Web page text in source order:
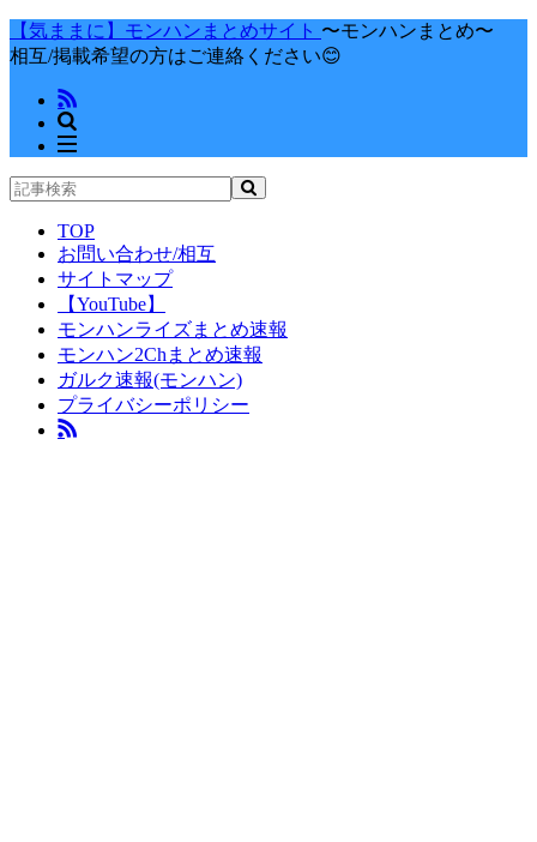
【気ままに】モンハンまとめサイト 〜モンハンまとめ〜
相互/掲載希望の方はご連絡ください😊
TOP
お問い合わせ/相互
サイトマップ
【YouTube】
モンハンライズまとめ速報
モンハン2Chまとめ速報
ガルク速報(モンハン)
プライバシーポリシー